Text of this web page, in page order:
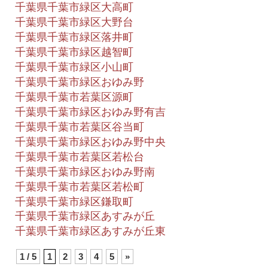
千葉県千葉市緑区大高町
千葉県千葉市緑区大野台
千葉県千葉市緑区落井町
千葉県千葉市緑区越智町
千葉県千葉市緑区小山町
千葉県千葉市緑区おゆみ野
千葉県千葉市若葉区源町
千葉県千葉市緑区おゆみ野有吉
千葉県千葉市若葉区谷当町
千葉県千葉市緑区おゆみ野中央
千葉県千葉市若葉区若松台
千葉県千葉市緑区おゆみ野南
千葉県千葉市若葉区若松町
千葉県千葉市緑区鎌取町
千葉県千葉市緑区あすみが丘
千葉県千葉市緑区あすみが丘東
1 / 5 1 2 3 4 5 »